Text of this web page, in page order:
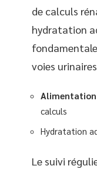
de calculs
hydratation
voies
Alimentation
calculs
Hydratation
Le suivi